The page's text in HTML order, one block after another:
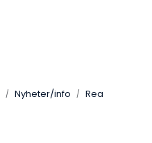
Nyheter/info Rea